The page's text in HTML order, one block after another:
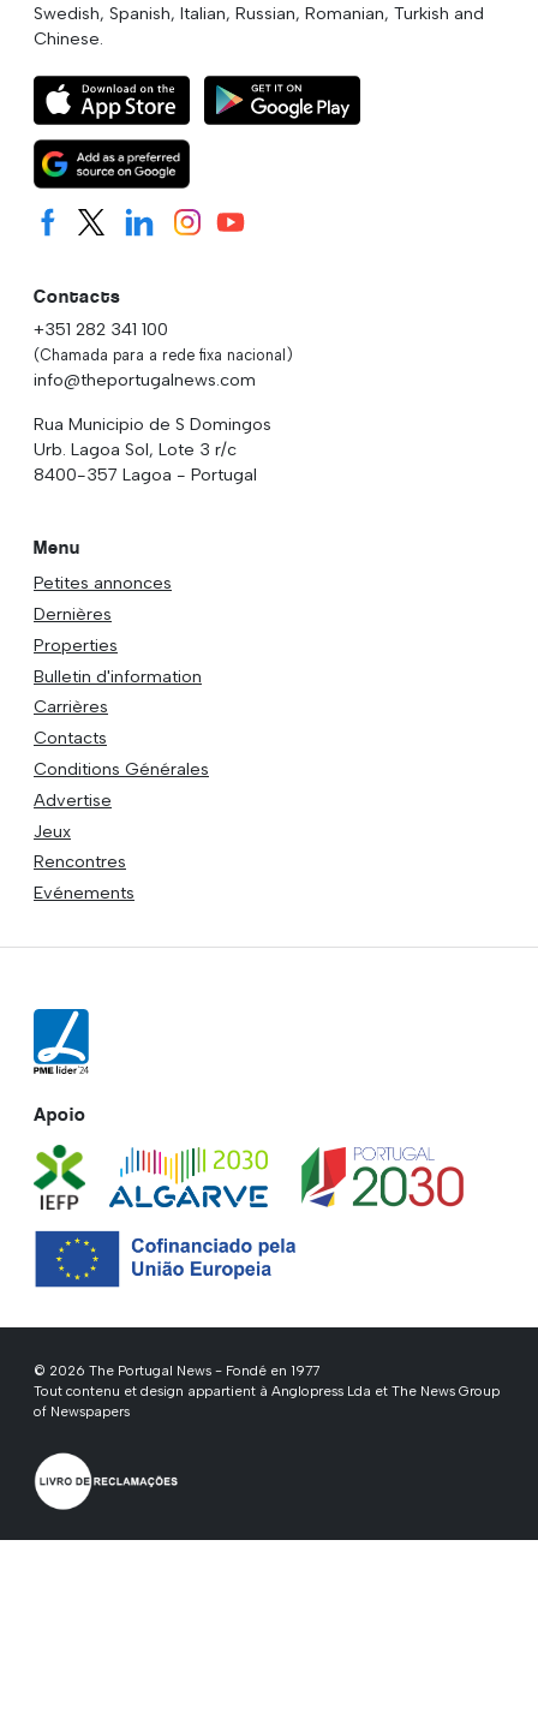
Swedish, Spanish, Italian, Russian, Romanian, Turkish and
Chinese.
Contacts
+351 282 341 100
(Chamada para a rede fixa nacional)
info@theportugalnews.com
Rua Municipio de S Domingos
Urb. Lagoa Sol, Lote 3 r/c
8400-357 Lagoa - Portugal
Menu
Petites annonces
Dernières
Properties
Bulletin d'information
Carrières
Contacts
Conditions Générales
Advertise
Jeux
Rencontres
Evénements
Apoio
© 2026 The Portugal News - Fondé en 1977
Tout contenu et design appartient à Anglopress Lda et The News Group
of Newspapers